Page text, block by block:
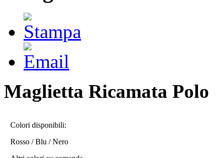
Maglietta Ricamata Polo
Colori disponibili:
Rosso / Blu / Nero